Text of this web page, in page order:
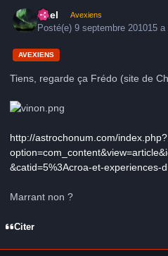
Axel Avexiens
Posté(e)9 septembre 201015 a
AVEXIENS
Tiens, regarde ça Frédo (site de
http://astrochonum.com/index.php?
&catid=5%3Acroa-et-experiences-
Marrant non ?
Citer